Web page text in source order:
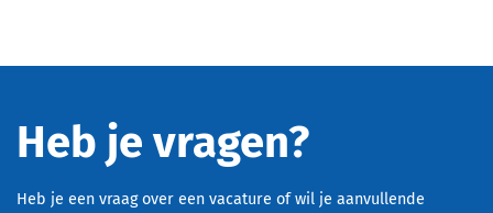
Heb je vragen?
Heb je een vraag over een vacature of wil je aanvullende